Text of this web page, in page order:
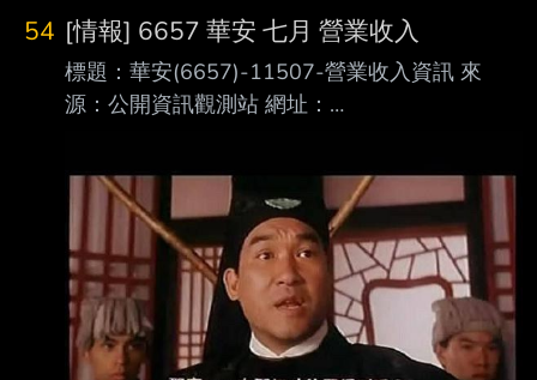
1-2-2 處分。
https://news.cnyes.com/news/id/6562114 發布
時間： 請勿張貼超過3天新聞 2026-08-06
14:10 記者署名： 劉祥航 原文內容： 曾以「破
DeepSeek，周四 (6 日) 正式宣 布將調升其 API
服務的定價
54 [情報] 6657 華安 七月 營業收入
標題：華安(6657)-11507-營業收入資訊 來
源：公開資訊觀測站 網址：
文： 本資料由 (上市公司)華安 公司提供 民國
115年07月 單位：新台幣仟元 項目 營業收入淨
額 本月 614 去年同期 493 增減金額 121 增減
百分比 24.54 本年累計 3,857 去年累計 3,770
增減金額 87 增減百分比 2.31 備註 / 營收變化原
因說明 1.各項增減百分比資訊，如數值逾越
999999.99或分母為